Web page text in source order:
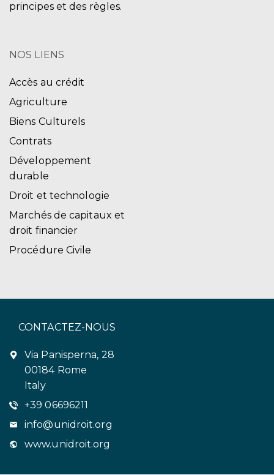
principes et des règles.
NOS LIENS
Accès au crédit
Agriculture
Biens Culturels
Contrats
Développement
durable
Droit et technologie
Marchés de capitaux et
droit financier
Procédure Civile
CONTACTEZ-NOUS
Via Panisperna, 28
00184 Rome
Italy
+39 06696211
info@unidroit.org
www.unidroit.org